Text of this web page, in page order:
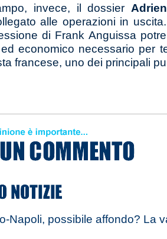
invece, il dossier
alle operazioni in
di Frank Anguissa
economico necessario per
francese, uno dei principali
Napoli, possibile affondo? La